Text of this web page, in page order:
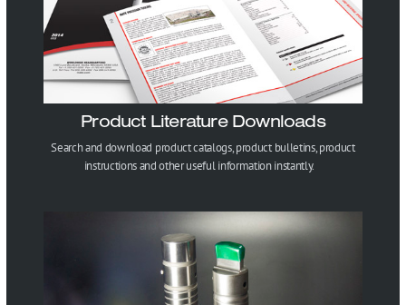
Product Literature Downloads
Search and download product catalogs, product bulletins, product
instructions and other useful information instantly.